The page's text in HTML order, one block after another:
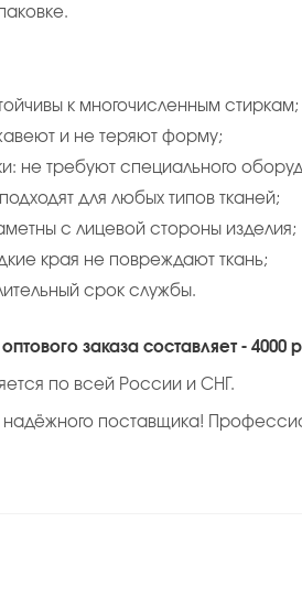
к многочисленным стиркам;
и не теряют форму;
не требуют специального
для любых типов тканей;
с лицевой стороны изделия;
края не повреждают ткань;
срок службы.
заказа составляет - 4000
по всей России и СНГ.
надёжного поставщика!